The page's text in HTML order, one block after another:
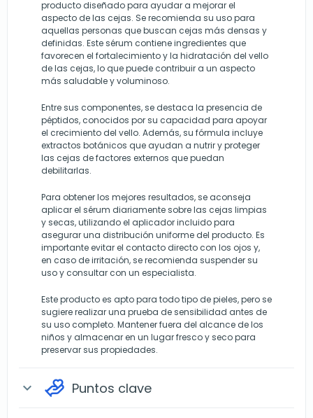
producto diseñado para ayudar a mejorar el
aspecto de las cejas. Se recomienda su uso para
aquellas personas que buscan cejas más densas y
definidas. Este sérum contiene ingredientes que
favorecen el fortalecimiento y la hidratación del vello
de las cejas, lo que puede contribuir a un aspecto
más saludable y voluminoso.
Entre sus componentes, se destaca la presencia de
péptidos, conocidos por su capacidad para apoyar
el crecimiento del vello. Además, su fórmula incluye
extractos botánicos que ayudan a nutrir y proteger
las cejas de factores externos que puedan
debilitarlas.
Para obtener los mejores resultados, se aconseja
aplicar el sérum diariamente sobre las cejas limpias
y secas, utilizando el aplicador incluido para
asegurar una distribución uniforme del producto. Es
importante evitar el contacto directo con los ojos y,
en caso de irritación, se recomienda suspender su
uso y consultar con un especialista.
Este producto es apto para todo tipo de pieles, pero se
sugiere realizar una prueba de sensibilidad antes de
su uso completo. Mantener fuera del alcance de los
niños y almacenar en un lugar fresco y seco para
preservar sus propiedades.
expand_more Puntos clave